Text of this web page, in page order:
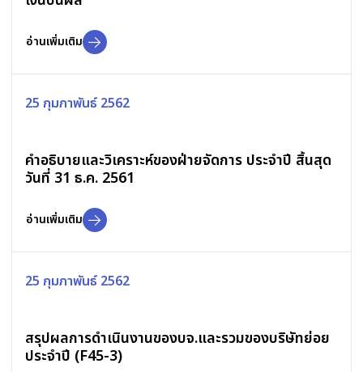
อ่านเพิ่มเติม
25 กุมภาพันธ์ 2562
คำอธิบายและวิเคราะห์ของฝ่ายจัดการ ประจำปี สิ้นสุด
วันที่ 31 ธ.ค. 2561
อ่านเพิ่มเติม
25 กุมภาพันธ์ 2562
สรุปผลการดำเนินงานของบจ.และรวมของบริษัทย่อย
ประจำปี (F45-3)